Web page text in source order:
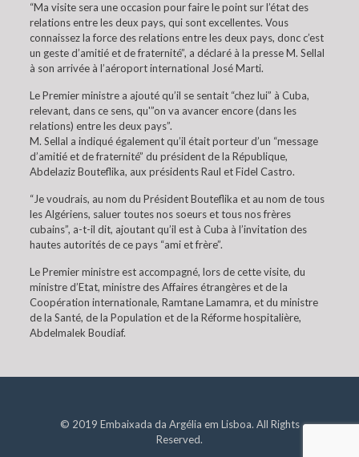
“Ma visite sera une occasion pour faire le point sur l’état des
relations entre les deux pays, qui sont excellentes. Vous
connaissez la force des relations entre les deux pays, donc c’est
un geste d’amitié et de fraternité”, a déclaré à la presse M. Sellal
à son arrivée à l’aéroport international José Marti.
Le Premier ministre a ajouté qu’il se sentait “chez lui” à Cuba,
relevant, dans ce sens, qu'”on va avancer encore (dans les
relations) entre les deux pays”.
M. Sellal a indiqué également qu’il était porteur d’un “message
d’amitié et de fraternité” du président de la République,
Abdelaziz Bouteflika, aux présidents Raul et Fidel Castro.
“Je voudrais, au nom du Président Bouteflika et au nom de tous
les Algériens, saluer toutes nos soeurs et tous nos frères
cubains”, a-t-il dit, ajoutant qu’il est à Cuba à l’invitation des
hautes autorités de ce pays “ami et frère”.
Le Premier ministre est accompagné, lors de cette visite, du
ministre d’Etat, ministre des Affaires étrangères et de la
Coopération internationale, Ramtane Lamamra, et du ministre
de la Santé, de la Population et de la Réforme hospitalière,
Abdelmalek Boudiaf.
© 2019 Embaixada da Argélia em Lisboa. All Rights
Reserved.